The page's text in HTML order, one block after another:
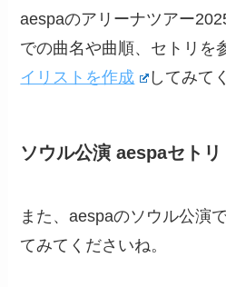
aespaのアリーナツアー
での曲名や曲順、セトリを
イリストを作成
してみて
ソウル公演 aespaセトリ
また、aespaのソウル公演
てみてくださいね。